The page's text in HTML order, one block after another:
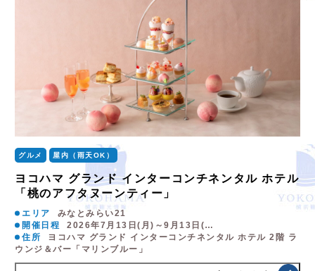
グルメ 屋内（雨天OK）
ヨコハマ グランド インターコンチネンタル ホテル
「桃のアフタヌーンティー」
エリア
みなとみらい21
開催日程
2026年7月13日(月)～9月13日(…
住所
ヨコハマ グランド インターコンチネンタル ホテル 2階 ラ
ウンジ＆バー「マリンブルー」